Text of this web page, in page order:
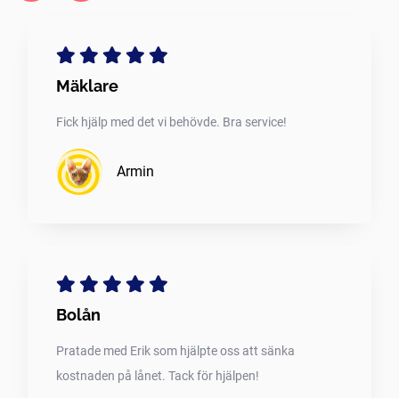
Mäklare
Fick hjälp med det vi behövde. Bra service!
Armin
Bolån
Pratade med Erik som hjälpte oss att sänka
kostnaden på lånet. Tack för hjälpen!